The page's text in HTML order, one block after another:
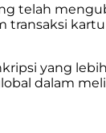
telah
yang
dalam